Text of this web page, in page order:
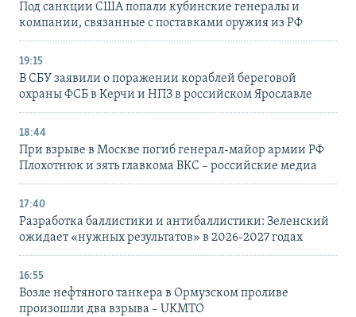
Под санкции США попали кубинские генералы и
компании, связанные с поставками оружия из РФ
19:15
В СБУ заявили о поражении кораблей береговой
охраны ФСБ в Керчи и НПЗ в российском Ярославле
18:44
При взрыве в Москве погиб генерал-майор армии РФ
Плохотнюк и зять главкома ВКС – российские медиа
17:40
Разработка баллистики и антибаллистики: Зеленский
ожидает «нужных результатов» в 2026-2027 годах
16:55
Возле нефтяного танкера в Ормузском проливе
произошли два взрыва – UKMTO